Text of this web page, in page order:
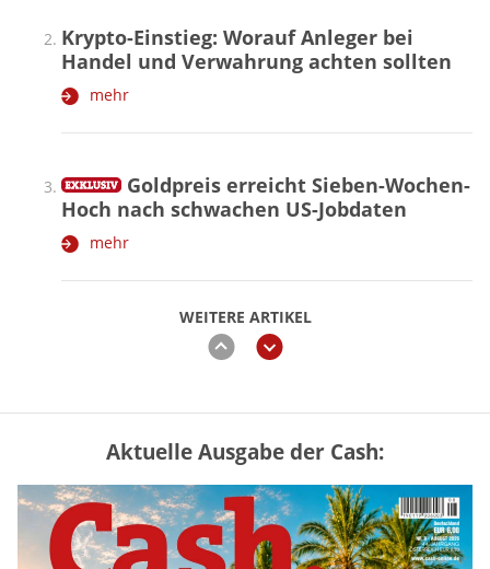
WEITERE ARTIKEL
zurückweiter
Krypto-Einstieg: Worauf Anleger bei
Handel und Verwahrung achten sollten
mehr
Goldpreis erreicht Sieben-Wochen-
Hoch nach schwachen US-Jobdaten
mehr
Vermieter-Zutritt: Wann Mieter
die Wohnung öffnen müssen
mehr
Aktuelle Ausgabe der Cash: